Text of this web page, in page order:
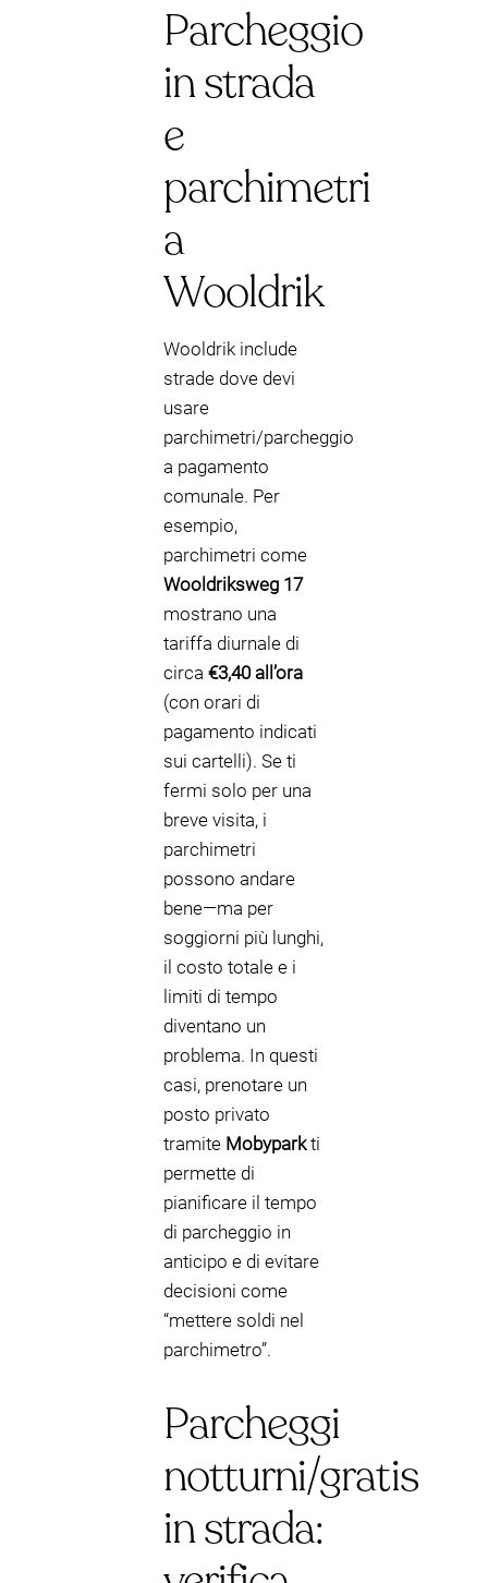
Parcheggio
in strada
e
parchimetri
a
Wooldrik
Wooldrik include
strade dove devi
usare
parchimetri/parcheggio
a pagamento
comunale. Per
esempio,
parchimetri come
Wooldriksweg 17
mostrano una
tariffa diurnale di
circa €3,40 all’ora
(con orari di
pagamento indicati
sui cartelli). Se ti
fermi solo per una
breve visita, i
parchimetri
possono andare
bene—ma per
soggiorni più lunghi,
il costo totale e i
limiti di tempo
diventano un
problema. In questi
casi, prenotare un
posto privato
tramite Mobyparkti
permette di
pianificare il tempo
di parcheggio in
anticipo e di evitare
decisioni come
“mettere soldi nel
parchimetro”.
Parcheggi
notturni/gratis
in strada: